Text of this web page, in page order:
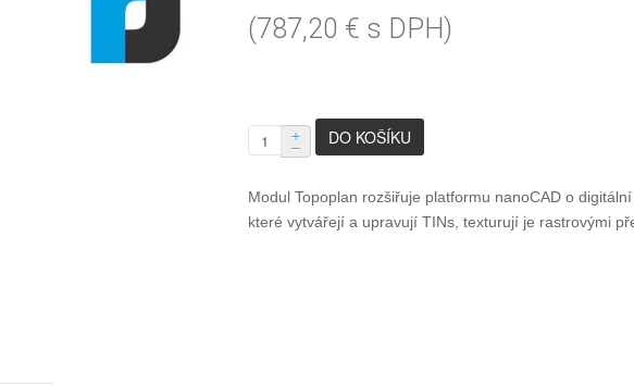
(787,20 € s DPH)
+
–
Modul Topoplan rozšiřuje platformu nanoCAD o
které vytvářejí a upravují TINs, texturují je rastrovými